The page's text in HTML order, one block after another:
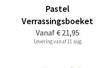
Vanaf€ 21,95
Pastel
Verrassingsboeket
Levering vanaf 11 aug